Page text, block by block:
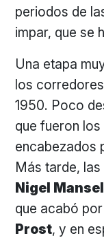
periodos de
impar, que se
Una etapa
los
1950. Poco
que fueron
encabezados
Más tarde,
Nigel
que acabó
Prost, y en